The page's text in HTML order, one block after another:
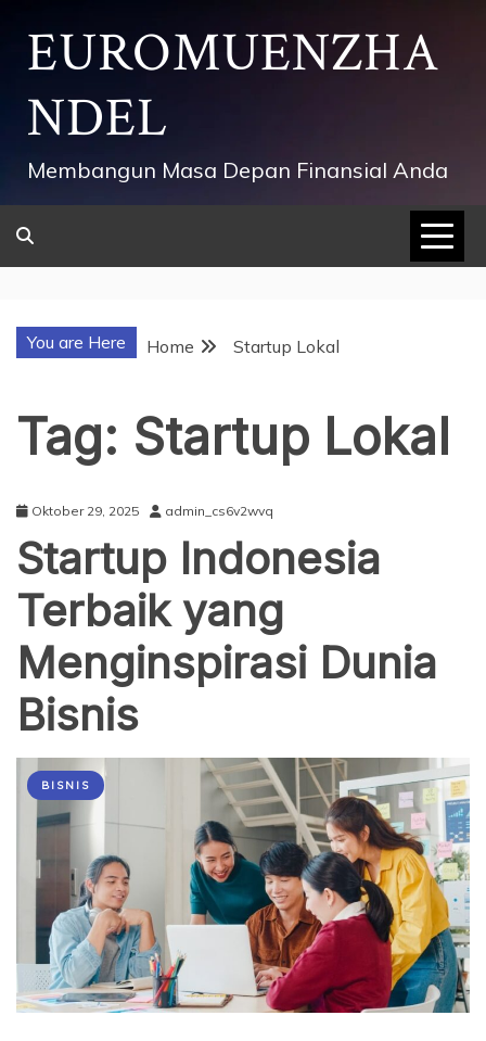
contentEUROMUENZHA
NDEL
Membangun Masa Depan Finansial Anda
You are Here Home Startup Lokal
Tag: Startup Lokal
Oktober 29, 2025 admin_cs6v2wvq
Startup Indonesia
Terbaik yang
Menginspirasi Dunia
Bisnis
BISNIS